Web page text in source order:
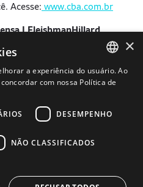
Acesse: www.cba.com.br
| FleishmanHillard
4565|
99956-3769
PORTUGUESE
×
a experiência do usuário. Ao
com nossa Política de
DESEMPENHO
NÃO CLASSIFICADOS